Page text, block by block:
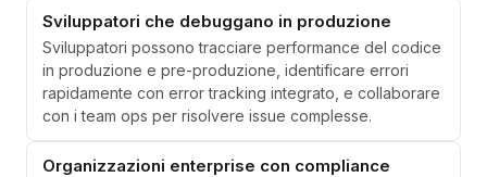
Sviluppatori che debuggano in produzione
Sviluppatori possono tracciare performance del codice
in produzione e pre-produzione, identificare errori
rapidamente con error tracking integrato, e collaborare
con i team ops per risolvere issue complesse.
Organizzazioni enterprise con compliance